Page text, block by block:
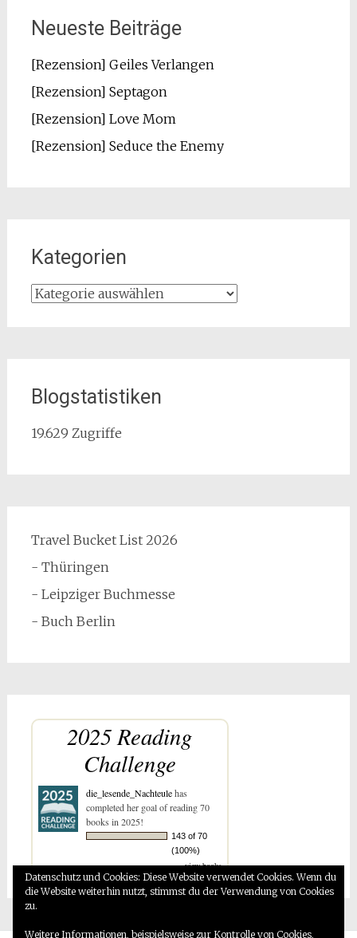
Neueste Beiträge
[Rezension] Geiles Verlangen
[Rezension] Septagon
[Rezension] Love Mom
[Rezension] Seduce the Enemy
Kategorien
Kategorien
Blogstatistiken
19.629 Zugriffe
Travel Bucket List 2026
- Thüringen
- Leipziger Buchmesse
- Buch Berlin
2025 Reading
Challenge
die_lesende_Nachteulehas
completed her goal of reading 70
books in 2025!
143 of 70
(100%)
view books
Datenschutz und Cookies: Diese Website verwendet Cookies. Wenn du
die Website weiterhin nutzt, stimmst du der Verwendung von Cookies
zu.
Weitere Informationen, beispielsweise zur Kontrolle von Cookies,